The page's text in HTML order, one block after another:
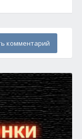
комментарий